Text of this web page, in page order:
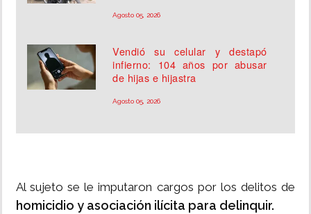
Agosto 05, 2026
Vendió su celular y destapó
infierno: 104 años por abusar
de hijas e hijastra
Agosto 05, 2026
Al sujeto se le imputaron cargos por los delitos de
homicidio y asociación ilícita para delinquir.